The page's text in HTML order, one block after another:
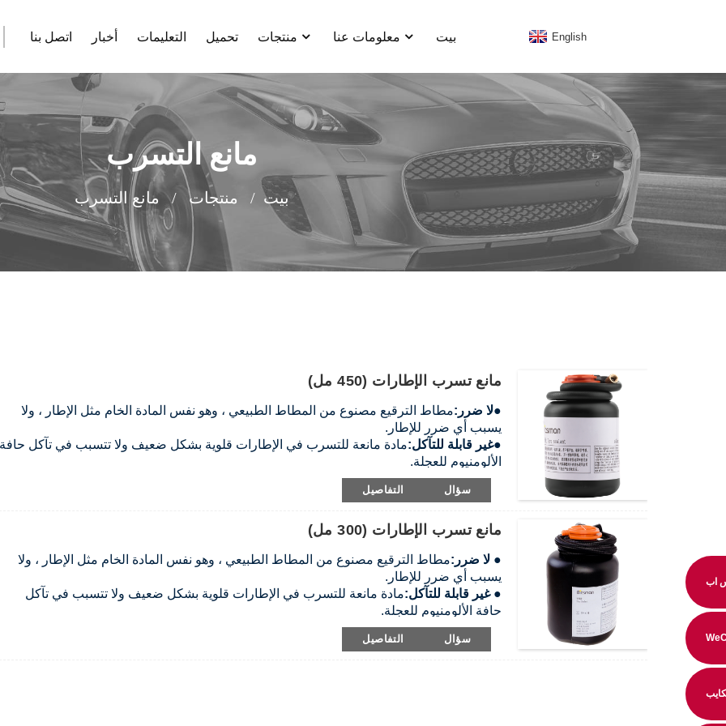
بيت معلومات عنا منتجات تحميل التعليمات أخبار اتصل بنا English
مانع التسرب
بيت منتجات مانع التسرب
مانع تسرب الإطارات (450 مل)
●لا ضرر:مطاط الترقيع مصنوع من المطاط الطبيعي ، وهو نفس المادة الخام مثل الإطار ، ولا
يسبب أي ضرر للإطار.
●غير قابلة للتآكل:مادة مانعة للتسرب في الإطارات قلوية بشكل ضعيف ولا تتسبب في تآكل حافة
الألومنيوم للعجلة.
سهل الإزالة:مادة مانعة للتسرب للإطارات قابلة للذوبان في الماء ويمكن إزالتها بمسحها برفق
بقطعة قماش ناعمة بالماء.
الدولية.
سؤال التفاصيل
مانع تسرب الإطارات (300 مل)
● لا ضرر:مطاط الترقيع مصنوع من المطاط الطبيعي ، وهو نفس المادة الخام مثل الإطار ، ولا
يسبب أي ضرر للإطار.
● غير قابلة للتآكل:مادة مانعة للتسرب في الإطارات قلوية بشكل ضعيف ولا تتسبب في تآكل
حافة الألومنيوم للعجلة.
سهل الإزالة:مادة مانعة للتسرب للإطارات قابلة للذوبان في الماء ويمكن إزالتها بمسحها برفق
بقطعة قماش ناعمة بالماء.
سؤال التفاصيل
اب